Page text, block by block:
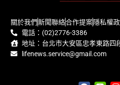
關於我們新聞聯絡合作提案隱私權
電話：(02)2776-3386
地址：台北市大安區忠孝東路四
lifenews.service@gmail.com